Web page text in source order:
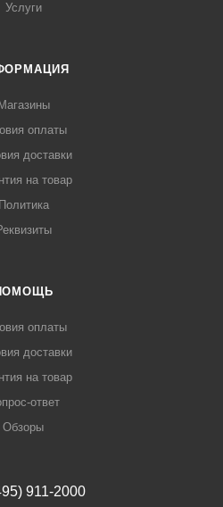
Услуги
Магазины
оплаты
доставки
на товар
Политика
оплаты
доставки
на товар
ответ
Обзоры
911-2000